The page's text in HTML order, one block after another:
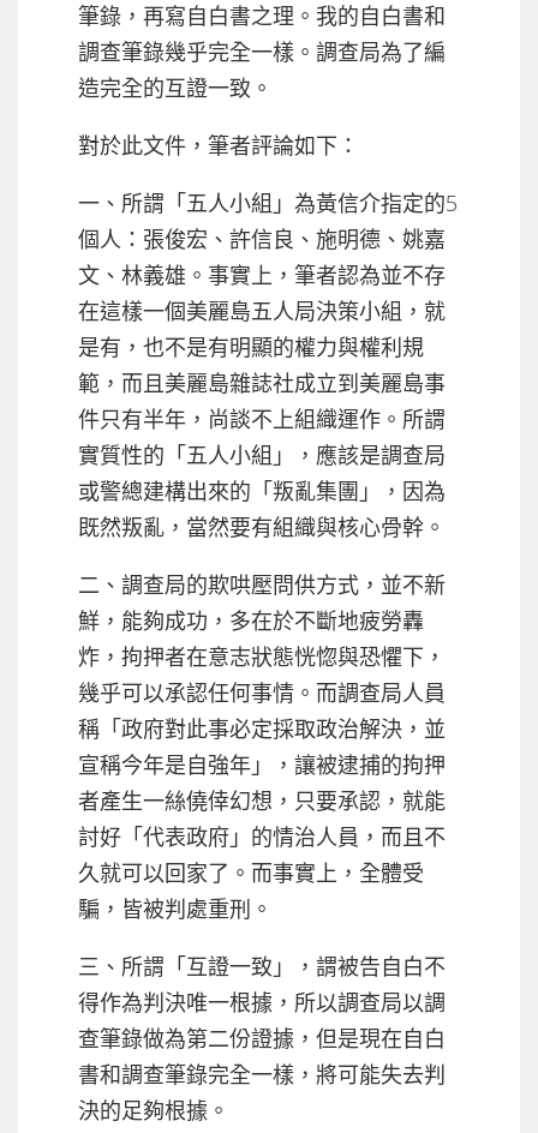
筆錄，再寫自白書之理。我的自白書和
調查筆錄幾乎完全一樣。調查局為了編
造完全的互證一致。
對於此文件，筆者評論如下：
一、所謂「五人小組」為黃信介指定的5
個人：張俊宏、許信良、施明德、姚嘉
文、林義雄。事實上，筆者認為並不存
在這樣一個美麗島五人局決策小組，就
是有，也不是有明顯的權力與權利規
範，而且美麗島雜誌社成立到美麗島事
件只有半年，尚談不上組織運作。所謂
實質性的「五人小組」，應該是調查局
或警總建構出來的「叛亂集團」，因為
既然叛亂，當然要有組織與核心骨幹。
二、調查局的欺哄壓問供方式，並不新
鮮，能夠成功，多在於不斷地疲勞轟
炸，拘押者在意志狀態恍惚與恐懼下，
幾乎可以承認任何事情。而調查局人員
稱「政府對此事必定採取政治解決，並
宣稱今年是自強年」，讓被逮捕的拘押
者產生一絲僥倖幻想，只要承認，就能
討好「代表政府」的情治人員，而且不
久就可以回家了。而事實上，全體受
騙，皆被判處重刑。
三、所謂「互證一致」，謂被告自白不
得作為判決唯一根據，所以調查局以調
查筆錄做為第二份證據，但是現在自白
書和調查筆錄完全一樣，將可能失去判
決的足夠根據。